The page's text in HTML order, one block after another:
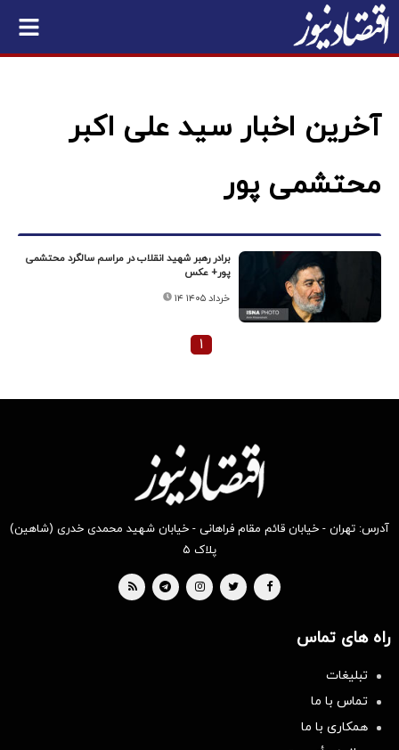
آخرین اخبار سید علی اکبر
محتشمی پور
برادر رهبر شهید انقلاب در مراسم سالگرد محتشمی
پور+ عکس
۱۴ خرداد ۱۴۰۵
۱
آدرس: تهران - خیابان قائم مقام فراهانی - خیابان شهید محمدی خدری (شاهین)
پلاک ۵
راه های تماس
تبلیغات
تماس با ما
همکاری با ما